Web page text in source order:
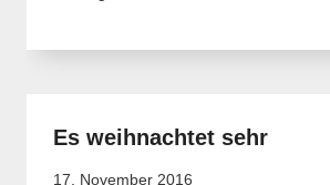
Es weihnachtet sehr
17. November 2016